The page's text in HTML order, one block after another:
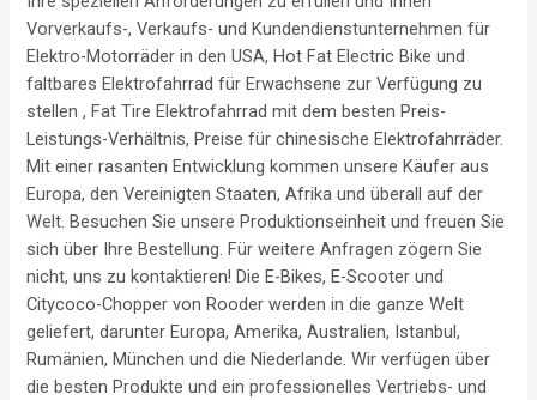
Vorverkaufs-, Verkaufs- und Kundendienstunternehmen für
Elektro-Motorräder in den USA, Hot Fat Electric Bike und
faltbares Elektrofahrrad für Erwachsene zur Verfügung zu
stellen , Fat Tire Elektrofahrrad mit dem besten Preis-
Leistungs-Verhältnis, Preise für chinesische Elektrofahrräder.
Mit einer rasanten Entwicklung kommen unsere Käufer aus
Europa, den Vereinigten Staaten, Afrika und überall auf der
Welt. Besuchen Sie unsere Produktionseinheit und freuen Sie
sich über Ihre Bestellung. Für weitere Anfragen zögern Sie
nicht, uns zu kontaktieren! Die E-Bikes, E-Scooter und
Citycoco-Chopper von Rooder werden in die ganze Welt
geliefert, darunter Europa, Amerika, Australien, Istanbul,
Rumänien, München und die Niederlande. Wir verfügen über
die besten Produkte und ein professionelles Vertriebs- und